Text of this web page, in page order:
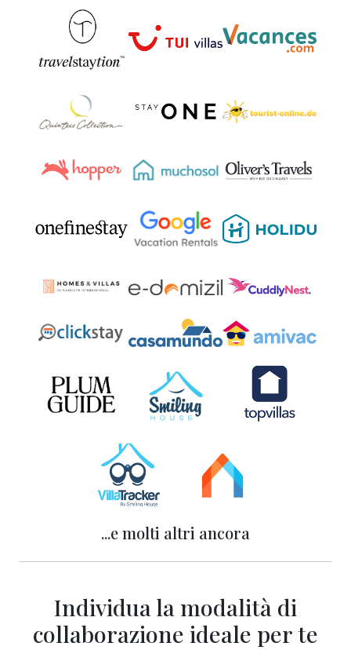
...e molti altri ancora
Individua la modalità di
collaborazione ideale per te